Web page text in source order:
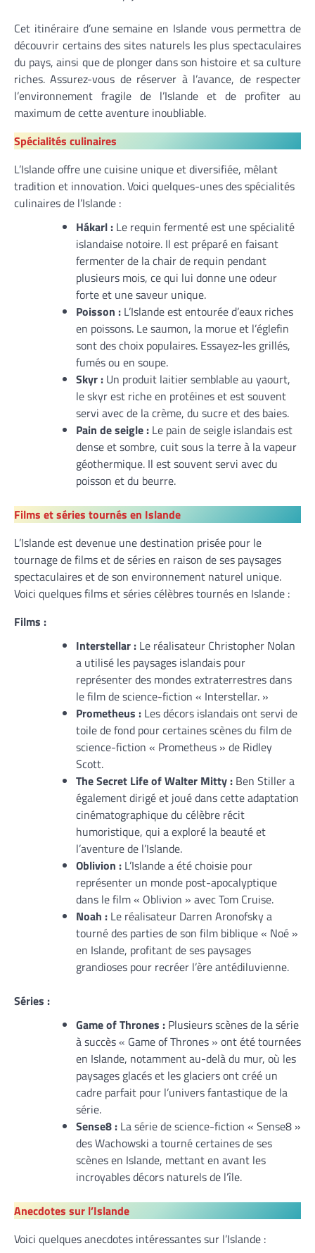
Cet itinéraire d’une semaine en Islande vous permettra de
découvrir certains des sites naturels les plus spectaculaires
du pays, ainsi que de plonger dans son histoire et sa culture
riches. Assurez-vous de réserver à l’avance, de respecter
l’environnement fragile de l’Islande et de profiter au
maximum de cette aventure inoubliable.
Spécialités culinaires
L’Islande offre une cuisine unique et diversifiée, mêlant
tradition et innovation. Voici quelques-unes des spécialités
culinaires de l’Islande :
Hákarl : Le requin fermenté est une spécialité
islandaise notoire. Il est préparé en faisant
fermenter de la chair de requin pendant
plusieurs mois, ce qui lui donne une odeur
forte et une saveur unique.
Poisson : L’Islande est entourée d’eaux riches
en poissons. Le saumon, la morue et l’églefin
sont des choix populaires. Essayez-les grillés,
fumés ou en soupe.
Skyr : Un produit laitier semblable au yaourt,
le skyr est riche en protéines et est souvent
servi avec de la crème, du sucre et des baies.
Pain de seigle : Le pain de seigle islandais est
dense et sombre, cuit sous la terre à la vapeur
géothermique. Il est souvent servi avec du
poisson et du beurre.
Films et séries tournés en Islande
L’Islande est devenue une destination prisée pour le
tournage de films et de séries en raison de ses paysages
spectaculaires et de son environnement naturel unique.
Voici quelques films et séries célèbres tournés en Islande :
Films :
Interstellar : Le réalisateur Christopher Nolan
a utilisé les paysages islandais pour
représenter des mondes extraterrestres dans
le film de science-fiction « Interstellar. »
Prometheus : Les décors islandais ont servi de
toile de fond pour certaines scènes du film de
science-fiction « Prometheus » de Ridley
Scott.
The Secret Life of Walter Mitty : Ben Stiller a
également dirigé et joué dans cette adaptation
cinématographique du célèbre récit
humoristique, qui a exploré la beauté et
l’aventure de l’Islande.
Oblivion : L’Islande a été choisie pour
représenter un monde post-apocalyptique
dans le film « Oblivion » avec Tom Cruise.
Noah : Le réalisateur Darren Aronofsky a
tourné des parties de son film biblique « Noé »
en Islande, profitant de ses paysages
grandioses pour recréer l’ère antédiluvienne.
Séries :
Game of Thrones : Plusieurs scènes de la série
à succès « Game of Thrones » ont été tournées
en Islande, notamment au-delà du mur, où les
paysages glacés et les glaciers ont créé un
cadre parfait pour l’univers fantastique de la
série.
Sense8 : La série de science-fiction « Sense8 »
des Wachowski a tourné certaines de ses
scènes en Islande, mettant en avant les
incroyables décors naturels de l’île.
Anecdotes sur l’Islande
Voici quelques anecdotes intéressantes sur l’Islande :